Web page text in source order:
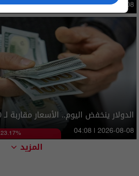
09:47 | 2026-08-08
الدولار ينخفض اليوم.. الأسعار مقاربة لـ 150 الفا
23.17% 04:08 | 2026-08-08
المزيد